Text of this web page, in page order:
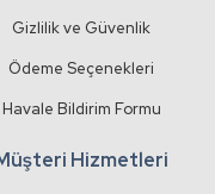
Gizlilik ve Güvenlik
Ödeme Seçenekleri
Havale Bildirim Formu
Hizmetleri